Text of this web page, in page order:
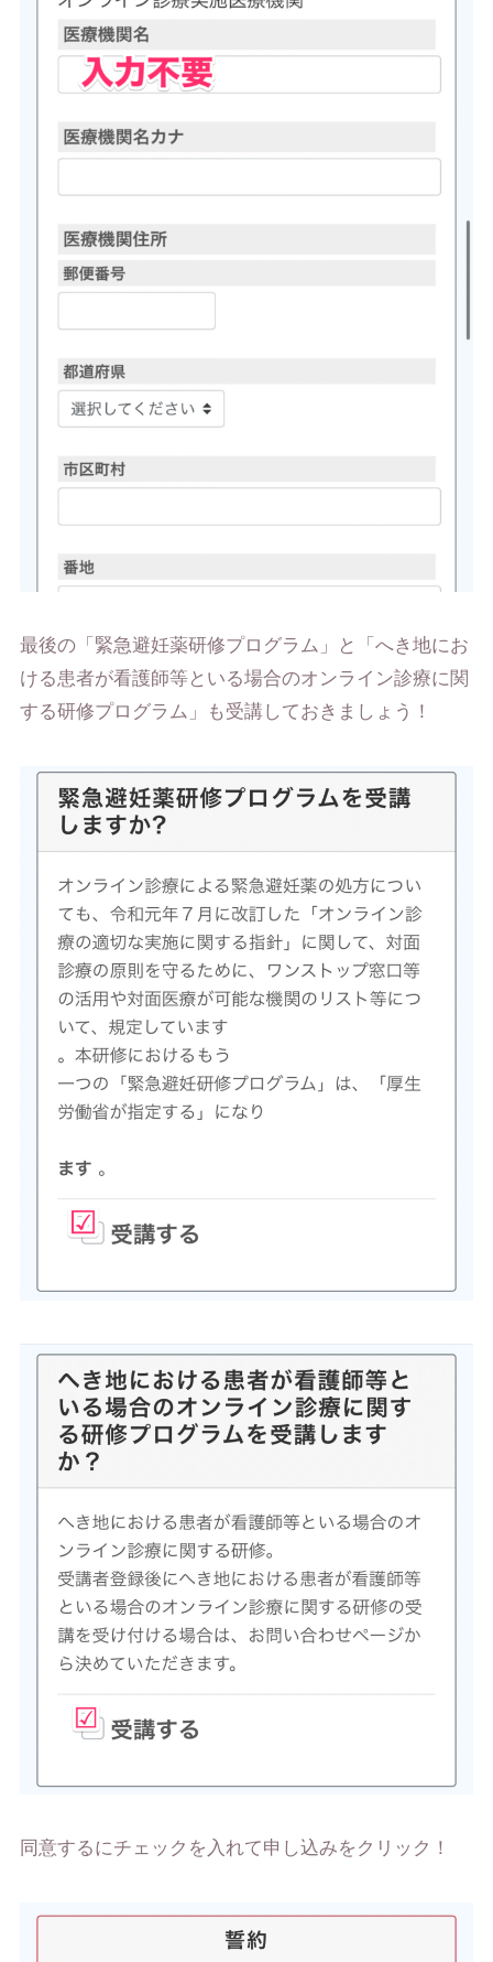
最後の「緊急避妊薬研修プログラム」と「へき地にお
ける患者が看護師等といる場合のオンライン診療に関
する研修プログラム」も受講しておきましょう！
同意するにチェックを入れて申し込みをクリック！